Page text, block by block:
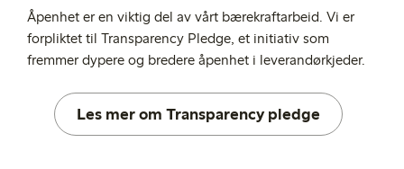
Åpenhet er en viktig del av vårt bærekraftarbeid. Vi er
forpliktet til Transparency Pledge, et initiativ som
fremmer dypere og bredere åpenhet i leverandørkjeder.
Les mer om Transparency pledge